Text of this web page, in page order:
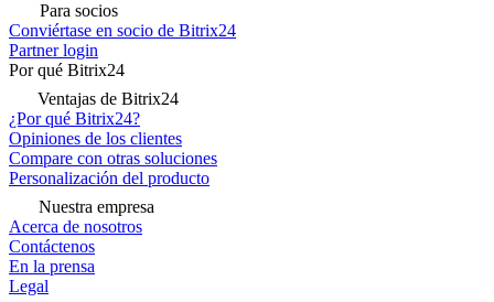
Para socios
Conviértase en socio de Bitrix24
Partner login
Por qué Bitrix24
Ventajas de Bitrix24
¿Por qué Bitrix24?
Opiniones de los clientes
Compare con otras soluciones
Personalización del producto
Nuestra empresa
Acerca de nosotros
Contáctenos
En la prensa
Legal